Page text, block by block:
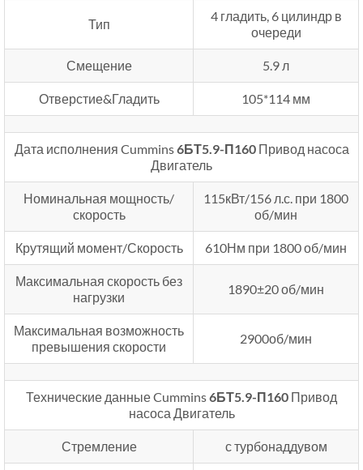
Тип
4 гладить, 6 цилиндр в
очереди
Смещение 5.9 л
Отверстие&Гладить 105*114 мм
Дата исполнения Cummins6БТ5.9-П160 Привод насоса
Двигатель
Номинальная мощность/
скорость
115кВт/156 л.с. при 1800
об/мин
Крутящий момент/Скорость 610Нм при 1800 об/мин
Максимальная скорость без
нагрузки
1890±20 об/мин
Максимальная возможность
превышения скорости
2900об/мин
Технические данные Cummins6БТ5.9-П160 Привод
насоса Двигатель
Стремление с турбонаддувом